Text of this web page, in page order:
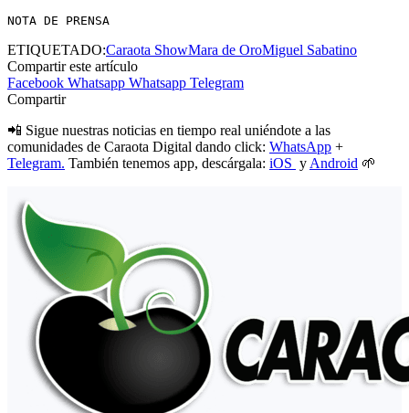
NOTA DE PRENSA
ETIQUETADO:Caraota ShowMara de OroMiguel Sabatino
Compartir este artículo
Facebook Whatsapp Whatsapp Telegram
Compartir
📲 Sigue nuestras noticias en tiempo real uniéndote a las
comunidades de Caraota Digital dando click: WhatsApp +
Telegram. También tenemos app, descárgala: iOS y Android 🌱